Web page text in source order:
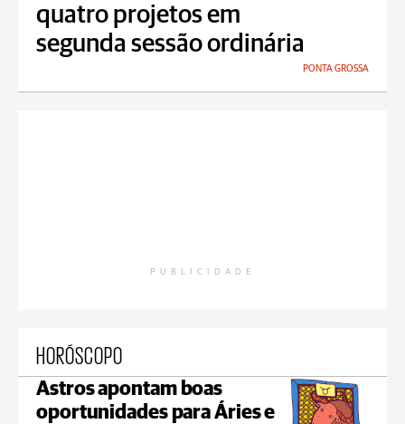
quatro projetos em
segunda sessão ordinária
PONTA GROSSA
PUBLICIDADE
HORÓSCOPO
Astros apontam boas
oportunidades para Áries e